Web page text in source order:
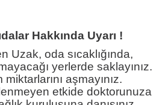
Hakkında Uyarı !
Uzak, oda sıcaklığında,
yerlerde saklayınız.
aşmayınız.
etkide doktorunuza